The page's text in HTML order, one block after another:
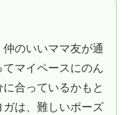
のいいママ友が通
マイペースにのん
合っているかもと
は、難しいポーズ